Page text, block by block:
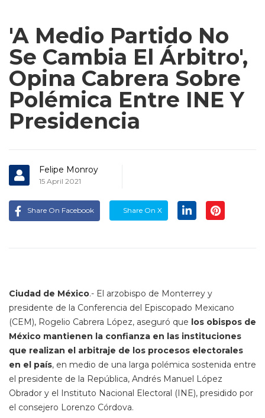
'A Medio Partido No
Se Cambia El Árbitro',
Opina Cabrera Sobre
Polémica Entre INE Y
Presidencia
Felipe Monroy
15 April 2021
Share On Facebook Share On X
Ciudad de México.- El arzobispo de Monterrey y
presidente de la Conferencia del Episcopado Mexicano
(CEM), Rogelio Cabrera López, aseguró que los obispos de
México mantienen la confianza en las instituciones
que realizan el arbitraje de los procesos electorales
en el país, en medio de una larga polémica sostenida entre
el presidente de la República, Andrés Manuel López
Obrador y el Instituto Nacional Electoral (INE), presidido por
el consejero Lorenzo Córdova.